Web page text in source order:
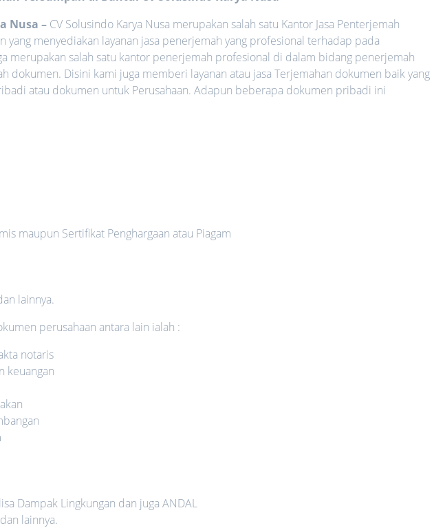
Nusa – CV Solusindo Karya Nusa merupakan salah satu Kantor Jasa Penterjemah
yang menyediakan layanan jasa penerjemah yang profesional terhadap pada
merupakan salah satu kantor penerjemah profesional di dalam bidang penerjemah
dokumen. Disini kami juga memberi layanan atau jasa Terjemahan dokumen baik yang
atau dokumen untuk Perusahaan. Adapun beberapa dokumen pribadi ini
maupun Sertifikat Penghargaan atau Piagam
lainnya.
perusahaan antara lain ialah :
notaris
keuangan
Dampak Lingkungan dan juga ANDAL
lainnya.